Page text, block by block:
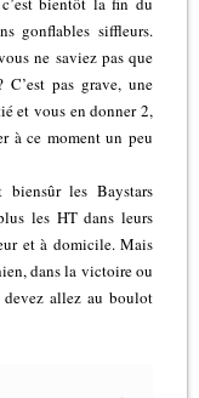
gonflables siffleurs.
ne saviez pas que
pas grave, une
et vous en donner 2,
à ce moment un peu
les Baystars
les HT dans leurs
et à domicile. Mais
dans la victoire ou
allez au boulot